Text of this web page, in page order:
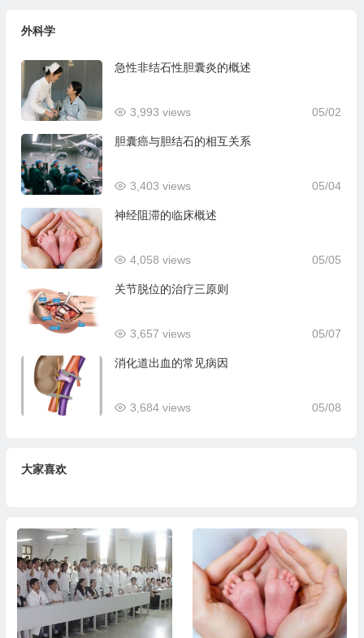
外科学
急性非结石性胆囊炎的概述
05/02
3,993 views
胆囊癌与胆结石的相互关系
05/04
3,403 views
神经阻滞的临床概述
05/05
4,058 views
关节脱位的治疗三原则
05/07
3,657 views
消化道出血的常见病因
05/08
3,684 views
大家喜欢